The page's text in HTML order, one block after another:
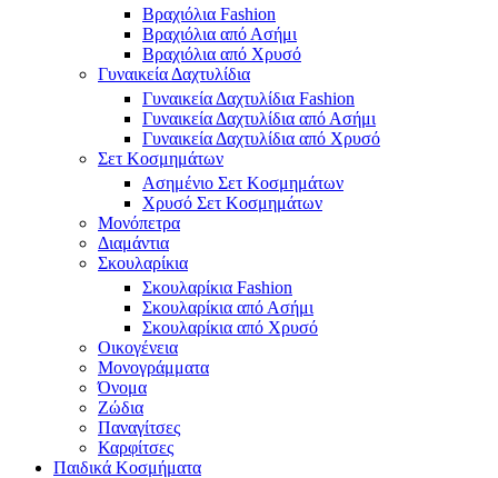
Βραχιόλια Fashion
Βραχιόλια από Ασήμι
Βραχιόλια από Χρυσό
Γυναικεία Δαχτυλίδια
Γυναικεία Δαχτυλίδια Fashion
Γυναικεία Δαχτυλίδια από Ασήμι
Γυναικεία Δαχτυλίδια από Χρυσό
Σετ Κοσμημάτων
Ασημένιο Σετ Κοσμημάτων
Χρυσό Σετ Κοσμημάτων
Μονόπετρα
Διαμάντια
Σκουλαρίκια
Σκουλαρίκια Fashion
Σκουλαρίκια από Ασήμι
Σκουλαρίκια από Χρυσό
Οικογένεια
Μονογράμματα
Όνομα
Ζώδια
Παναγίτσες
Καρφίτσες
Παιδικά Κοσμήματα